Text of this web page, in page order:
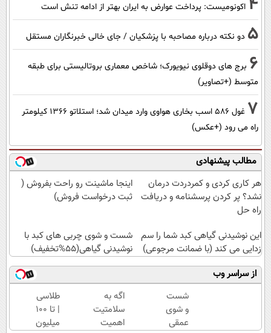
اکونومیست: پرداخت عوارض به ایران بهتر از ادامه تنش است
5 دو نکته درباره مصاحبه با پزشکیان / جای خالی خبرنگاران مستقل
6 برج های دوقلوی نیویورک؛ شاخص معماری بروتالیستی برای طبقه
متوسط (+تصاویر)
7
غول 586 اسب بخاری هواوی وارد میدان شد؛ استلاتو 1366 کیلومتر
راه می رود (+عکس)
مطالب پیشنهادی
هر کاری کردی و کمردردت درمان
نشد؟ پر کردن پرسشنامه و دریافت
راه حل
اینجا ماشینت رو راحت بفروش (
ثبت درخواست فروش)
این نوشیدنی گیاهی کبد شما را سم
زدایی می کند (با ضمانت مرجوعی)
شست و شوی چربی های کبد با
نوشیدنی گیاهی(55%تخفیف)
از سراسر وب
شست
و شوی
عمقی
اگه به
سلامتیت
اهمیت
طلاسی
| تا 100
میلیون